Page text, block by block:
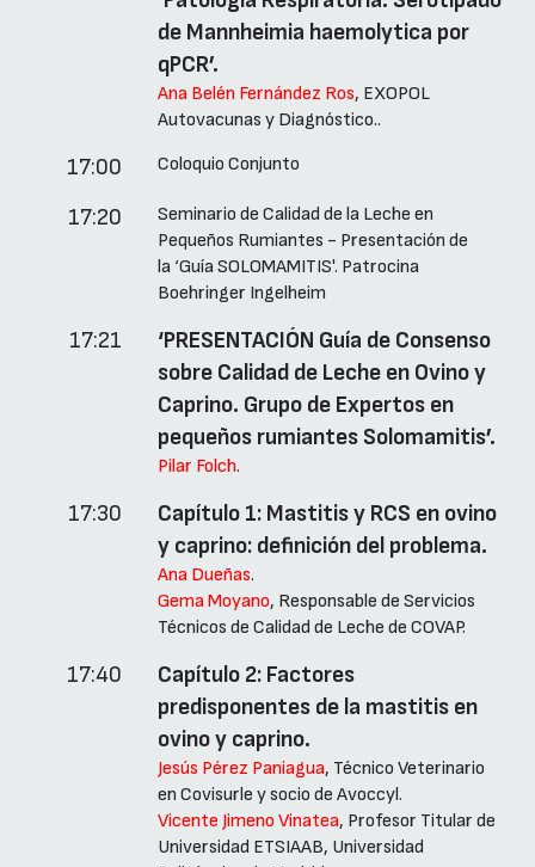
de Mannheimia haemolytica por
qPCR’.
Ana Belén Fernández Ros, EXOPOL
Autovacunas y Diagnóstico..
17:00 Coloquio Conjunto
17:20
Seminario de Calidad de la Leche en
Pequeños Rumiantes - Presentación de
la ‘Guía SOLOMAMITIS'. Patrocina
Boehringer Ingelheim
17:21
‘PRESENTACIÓN Guía de Consenso
sobre Calidad de Leche en Ovino y
Caprino. Grupo de Expertos en
pequeños rumiantes Solomamitis’.
Pilar Folch.
17:30
Capítulo 1: Mastitis y RCS en ovino
y caprino: definición del problema.
Ana Dueñas.
Gema Moyano, Responsable de Servicios
Técnicos de Calidad de Leche de COVAP.
17:40
Capítulo 2: Factores
predisponentes de la mastitis en
ovino y caprino.
Jesús Pérez Paniagua, Técnico Veterinario
en Covisurle y socio de Avoccyl.
Vicente Jimeno Vinatea, Profesor Titular de
Universidad ETSIAAB, Universidad